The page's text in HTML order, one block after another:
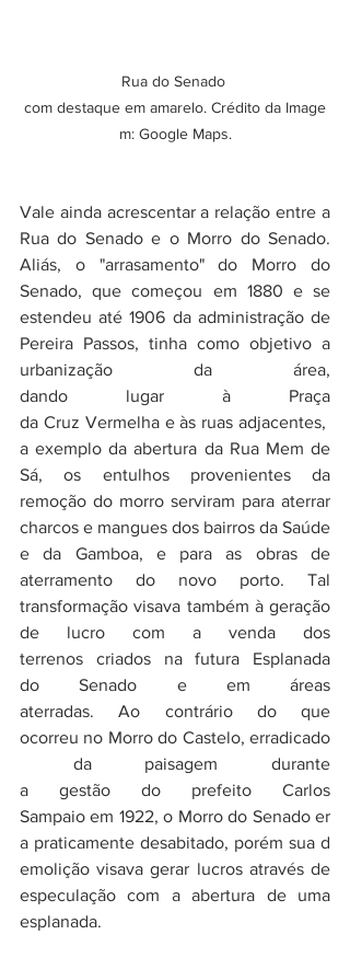
Rua do Senado
com destaque em amarelo. Crédito da Image
m: Google Maps.
Vale ainda acrescentar a relação entre a
Rua do Senado e o Morro do Senado.
Aliás, o "arrasamento" do Morro do
Senado, que começou em 1880 e se
estendeu até 1906 da administração de
Pereira Passos, tinha como objetivo a
urbanização da área,
dando lugar à Praça
da Cruz Vermelha e às ruas adjacentes,
a exemplo da abertura da Rua Mem de
Sá, os entulhos provenientes da
remoção do morro serviram para aterrar
charcos e mangues dos bairros da Saúde
e da Gamboa, e para as obras de
aterramento do novo porto. Tal
transformação visava também à geração
de lucro com a venda dos
terrenos criados na futura Esplanada
do Senado e em áreas
aterradas. Ao contrário do que
ocorreu no Morro do Castelo, erradicado
da paisagem durante
a gestão do prefeito Carlos
Sampaio em 1922, o Morro do Senado er
a praticamente desabitado, porém sua d
emolição visava gerar lucros através de
especulação com a abertura de uma
esplanada.